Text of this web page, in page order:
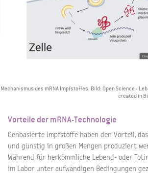
Mechanismus des mRNA Impfstoffes, Bild: Open Science -
created in
Vorteile der mRNA-Technologie
Genbasierte Impfstoffe haben den Vorteil,
und günstig in großen Mengen produziert
Während für herkömmliche Lebend- oder
im Labor unter aufwändigen Bedingungen